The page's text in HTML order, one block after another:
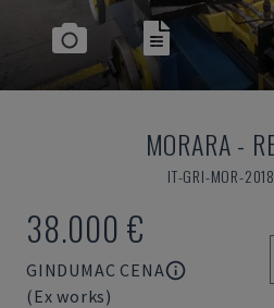
MORARA-
IT-GRI-MOR-
38.000 €
GINDUMAC CENA
(Ex works)